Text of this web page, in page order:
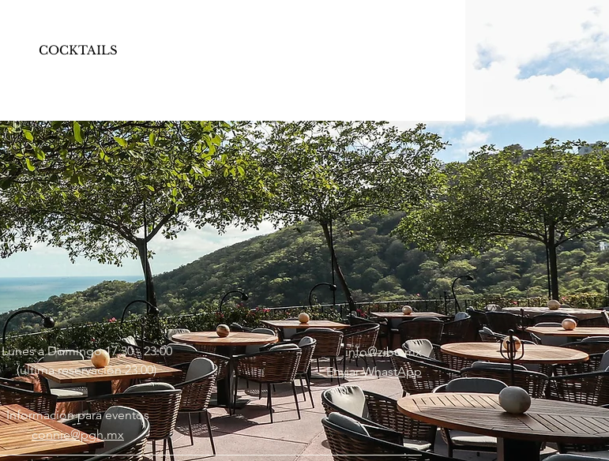
COCKTAILS
Lunes a Domingo 17:30 - 23:00
​(última reservación 23:00)
info@zibu.mx
Enviar WhastApp
Información para eventos
connie@pgh.mx